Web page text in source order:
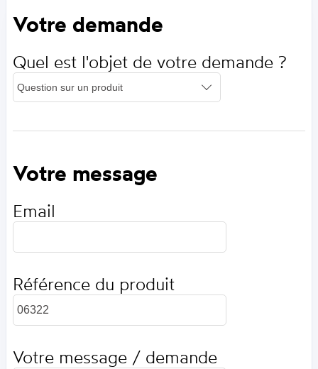
Votre demande
Quel est l'objet de votre demande ?
Votre message
Email
Référence du produit
Votre message / demande